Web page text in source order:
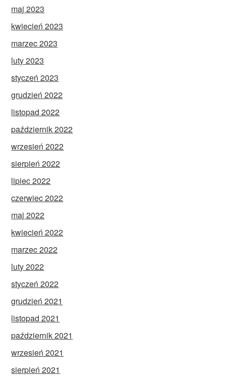
maj 2023
kwiecień 2023
marzec 2023
luty 2023
styczeń 2023
grudzień 2022
listopad 2022
październik 2022
wrzesień 2022
sierpień 2022
lipiec 2022
czerwiec 2022
maj 2022
kwiecień 2022
marzec 2022
luty 2022
styczeń 2022
grudzień 2021
listopad 2021
październik 2021
wrzesień 2021
sierpień 2021